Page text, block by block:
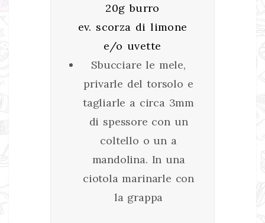
20g burro
ev. scorza di limone
e/o uvette
Sbucciare le mele,
privarle del torsolo e
tagliarle a circa 3mm
di spessore con un
coltello o un a
mandolina. In una
ciotola marinarle con
la grappa